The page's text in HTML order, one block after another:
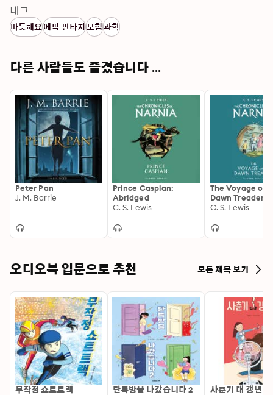
태그
따듯해요에픽 판타지모험과학
다른 사람들도 즐겼습니다 ...
Peter Pan
J. M. Barrie
Prince Caspian:
Abridged
C. S. Lewis
The Voyage of
Dawn Treader:
Abridged
C. S. Lewis
오디오북 입문으로 추천 모든 제목 보기
무작정 쇼트트랙
단톡방을 나갔습니다 2
사춘기 대 갱년기